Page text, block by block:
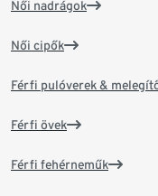
Női nadrágok
Női cipők
Férfi pulóverek &
Férfi övek
Férfi fehérneműk